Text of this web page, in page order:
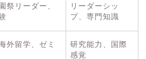
祭リーダー、
リーダーシッ
プ、専門知識
外留学、ゼミ
研究能力、国際
感覚